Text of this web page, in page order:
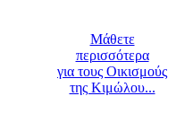
Μάθετε
περισσότερα
για τους Οικισμούς
της Κιμώλου...